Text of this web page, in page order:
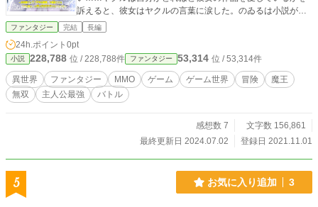
訴えると、彼女はヤクルの言葉に涙した。のゐるは小説が書
けない現状と作品への批判に疲弊し、傷ついていたのだ。そ
て、のゐるは自らの信頼と立場からヤクルを「アマチュア作
家」から「コネ作家」にする。傍目馬鹿される立場を得たヤ
クルだが、彼は作家になることができ心から喜んだ。小説家
としてはまだまだの七尾ヤクルであるが、かくして作家とし
て新しい世界に生きる権利を得る。 彼は果たして作家への愛
ファンタジー 完結 長編
24h.ポイント 0pt
小説 228,788 位 / 228,788件 ファンタジー 53,314 位 / 53,314件
異世界 ファンタジー MMO ゲーム ゲーム世界 冒険
魔王
無双
主人公最強 バトル
感想数 7
文字数 156,861
最終更新日 2024.07.02
登録日 2021.11.01
5 お気に入り追加 3